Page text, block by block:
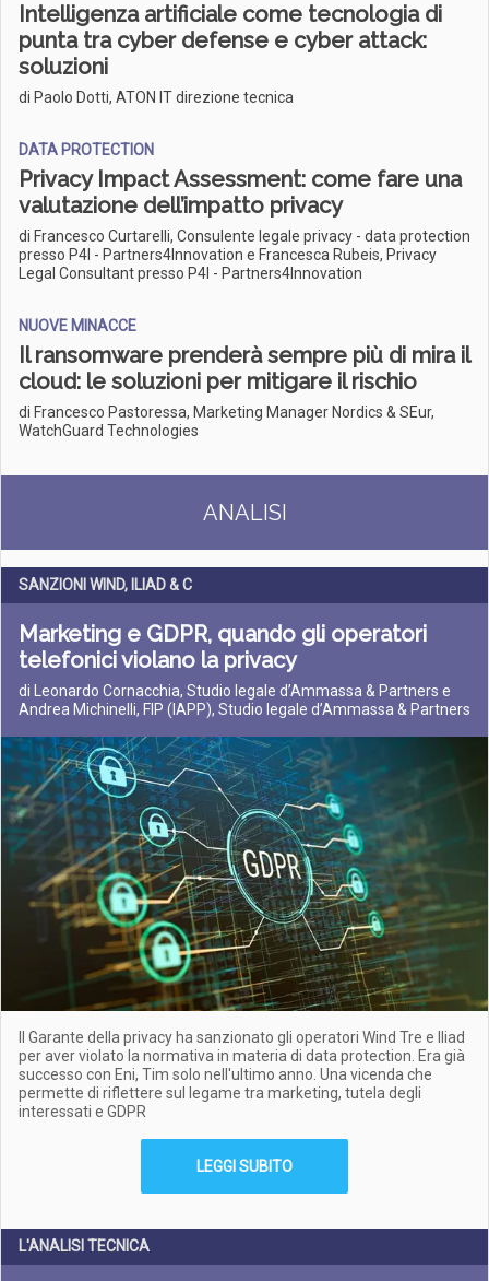
Intelligenza artificiale come tecnologia di
punta tra cyber defense e cyber attack:
soluzioni
di Paolo Dotti, ATON IT direzione tecnica
DATA PROTECTION
Privacy Impact Assessment: come fare una
valutazione dell’impatto privacy
di Francesco Curtarelli, Consulente legale privacy - data protection
presso P4I - Partners4Innovation e Francesca Rubeis, Privacy
Legal Consultant presso P4I - Partners4Innovation
NUOVE MINACCE
Il ransomware prenderà sempre più di mira il
cloud: le soluzioni per mitigare il rischio
di Francesco Pastoressa, Marketing Manager Nordics & SEur,
WatchGuard Technologies
ANALISI
SANZIONI WIND, ILIAD & C
Marketing e GDPR, quando gli operatori
telefonici violano la privacy
di Leonardo Cornacchia, Studio legale d’Ammassa & Partners e
Andrea Michinelli, FIP (IAPP), Studio legale d’Ammassa & Partners
Il Garante della privacy ha sanzionato gli operatori Wind Tre e Iliad
per aver violato la normativa in materia di data protection. Era già
successo con Eni, Tim solo nell'ultimo anno. Una vicenda che
permette di riflettere sul legame tra marketing, tutela degli
interessati e GDPR
LEGGI SUBITO
L'ANALISI TECNICA